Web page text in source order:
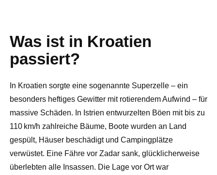
Was ist in Kroatien
passiert?
In Kroatien sorgte eine sogenannte Superzelle – ein
besonders heftiges Gewitter mit rotierendem Aufwind – für
massive Schäden. In Istrien entwurzelten Böen mit bis zu
110 km/h zahlreiche Bäume, Boote wurden an Land
gespült, Häuser beschädigt und Campingplätze
verwüstet. Eine Fähre vor Zadar sank, glücklicherweise
überlebten alle Insassen. Die Lage vor Ort war